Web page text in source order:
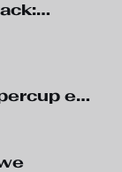
en
het